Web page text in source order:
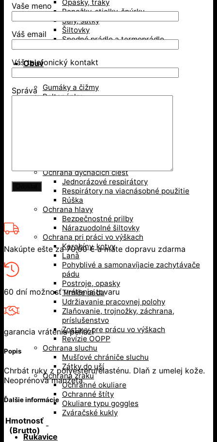
Opasky, traky
Ponožky, stielky, šnúrky
Šály, šatky
Šiltovky
Spodné prádlo a termoprádlo
Obuv
Gumáky a čižmy
Poltopánky
Ochrana dýchacích ciest
Jednorázové respirátory
Respirátory na viacnásobné použitie
Rúška
Ochrana hlavy
Bezpečnostné prilby
Nárazuodolné šiltovky
Ochrana pri práci vo výškach
Karabíny, kotvy
Laná
Pohyblivé a samonavíjacie zachytávače
pádu
Postroje, opasky
Tlmiče pádu
Udržiavanie pracovnej polohy
Zlaňovanie, trojnožky, záchrana,
príslušenstvo
Zostavy pre prácu vo výškach
Revízie OOPP
Ochrana sluchu
Mušľové chrániče sluchu
Zátky do uší
Ochrana zraku
Ochranné okuliare
Ochranné štíty
Okuliare typu goggles
Zváračské kukly
Rukavice
Vaše meno
Váš email
Váš telefonický kontakt
Správa
Nakúpte ešte za70,00€a máte dopravu zdarma
60 dní možnosť vrátenia tovaru
garancia vrátenia peňazí
Popis
Chrbát ruky z polyesteru/elasténu. Dlaň z umelej kože.
Neoprénová manžeta.
Ďalšie informácie
Hmotnosť
(Brutto)
-